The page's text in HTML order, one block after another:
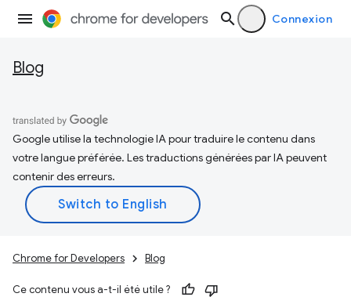
Connexion
Blog
Google utilise la technologie IA pour traduire le contenu dans
votre langue préférée. Les traductions générées par IA peuvent
contenir des erreurs.
Chrome for Developers Blog
Ce contenu vous a-t-il été utile ?